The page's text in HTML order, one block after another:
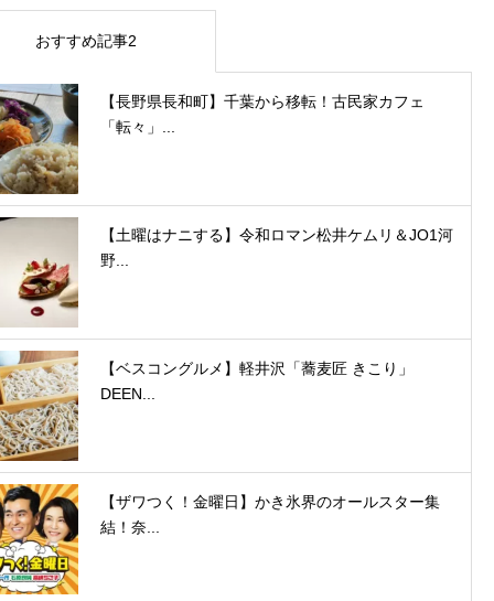
おすすめ記事2
【長野県長和町】千葉から移転！古民家カフェ
「転々」...
【土曜はナニする】令和ロマン松井ケムリ＆JO1河
野...
【ベスコングルメ】軽井沢「蕎麦匠 きこり」
DEEN...
【ザワつく！金曜日】かき氷界のオールスター集
結！奈...